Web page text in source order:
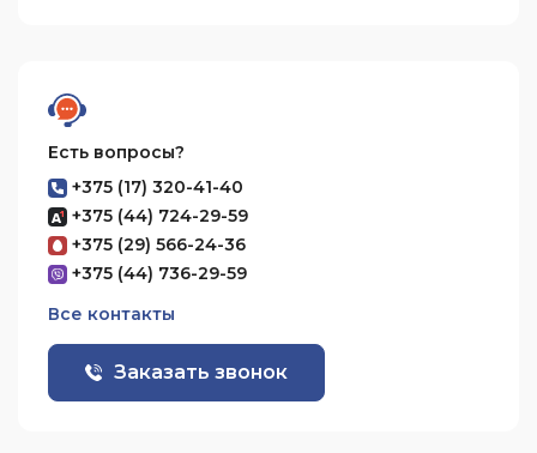
Есть вопросы?
+375 (17) 320-41-40
+375 (44) 724-29-59
+375 (29) 566-24-36
+375 (44) 736-29-59
Все контакты
Заказать звонок